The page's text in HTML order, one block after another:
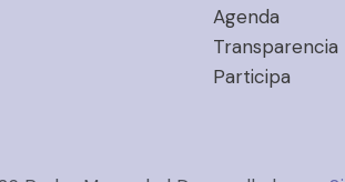
Agenda
Transparencia
Participa